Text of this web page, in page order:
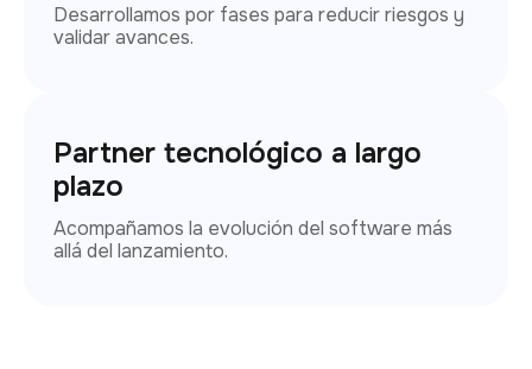
Desarrollamos por fases para reducir riesgos y
validar avances.
Partner tecnológico a largo
plazo
Acompañamos la evolución del software más
allá del lanzamiento.